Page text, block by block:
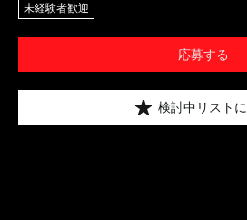
未経験者歓迎
応募する
検討中リスト